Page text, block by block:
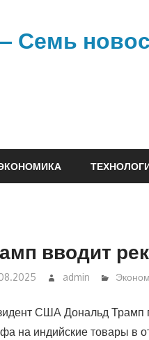
Семь
вводит
admin
США Дональд Трамп
на индийские товары в